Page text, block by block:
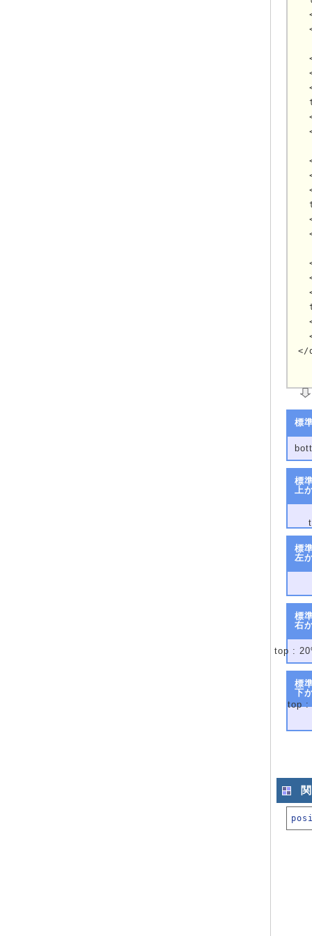
</
標
標
上
標
左
標
右
top :
標
下
top :